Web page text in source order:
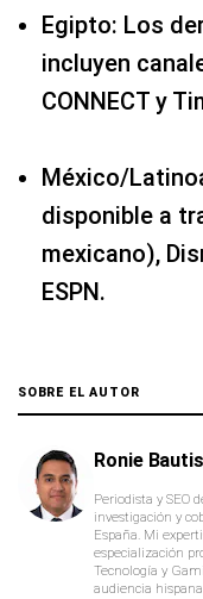
Egipto: Los
incluyen
CONNECT y
México/
disponible a
mexicano),
ESPN.
SOBRE EL AUTOR
Ronie
Periodista y SEO
investigación y
España. Mi
especialización
Tecnología y
audiencia